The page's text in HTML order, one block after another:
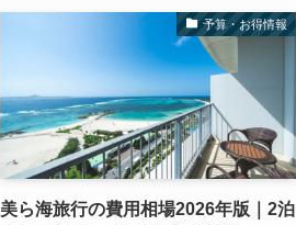
予算・お得情報
美ら海旅行の費用相場2026年版｜2泊